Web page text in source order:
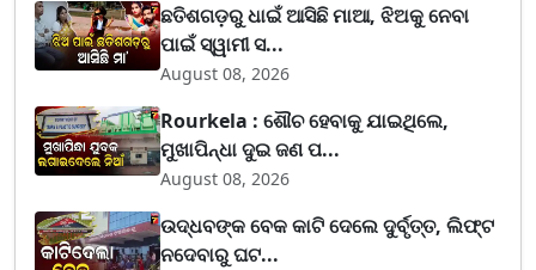
ଛତିଶଗଡ଼ରୁ ଧାଇଁ ଆସିଛି ମାଆ, ଝିଅକୁ ନେବା
ପାଇଁ ସ୍ୱାମୀ ସ...
August 08, 2026
Rourkela : ଶୌଚ ହେବାକୁ ଯାଇଥିଲେ,
ମୁଖାପିନ୍ଧା ଦୁଇ ଜଣ ପ...
August 08, 2026
ଉଦ୍ଧବଙ୍କ ବେକ କାଟି ଦେଲେ ଦୁର୍ବୃତ୍ତ, ଲିଫ୍ଟ
ନଦେବାରୁ ଘଟ...